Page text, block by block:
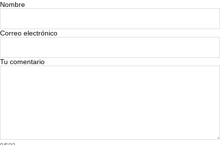
Nombre
Correo electrónico
Tu comentario